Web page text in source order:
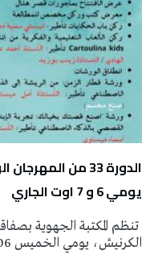
الدورة 33 من
يومي 6 و 7 اوت الجاري
تنظم المكتبة الجهوية
الكرنيش، يومي الخميس 06 …